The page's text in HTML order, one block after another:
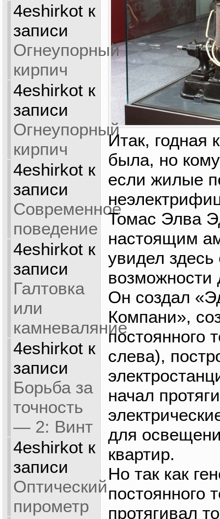
4eshirkotк
записи
Огнеупорный
кирпич
4eshirkotк
записи
Огнеупорный
кирпич
4eshirkotк
записи
Современное
поведение
4eshirkotк
записи
Галтовка
или
камневаляние
4eshirkotк
записи
Борьба за
точность
— 2: Винт
4eshirkotк
записи
Оптический
пирометр
Итак, годная
была, но
если жилые
Томас Элва
настоящим
увидел
возможности
Он создал
Компани»,
постоянного
слева),
начал
для
квартир.
Но так как
постоянного
протягивал